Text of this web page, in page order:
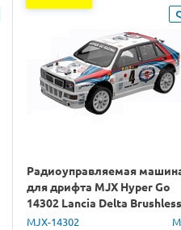
Радиоуправляемая
для дрифта MJX Hyper Go
14302 Lancia Delta Brushless
4WD 2.4G LED 1/14 RTR
MJX-14302